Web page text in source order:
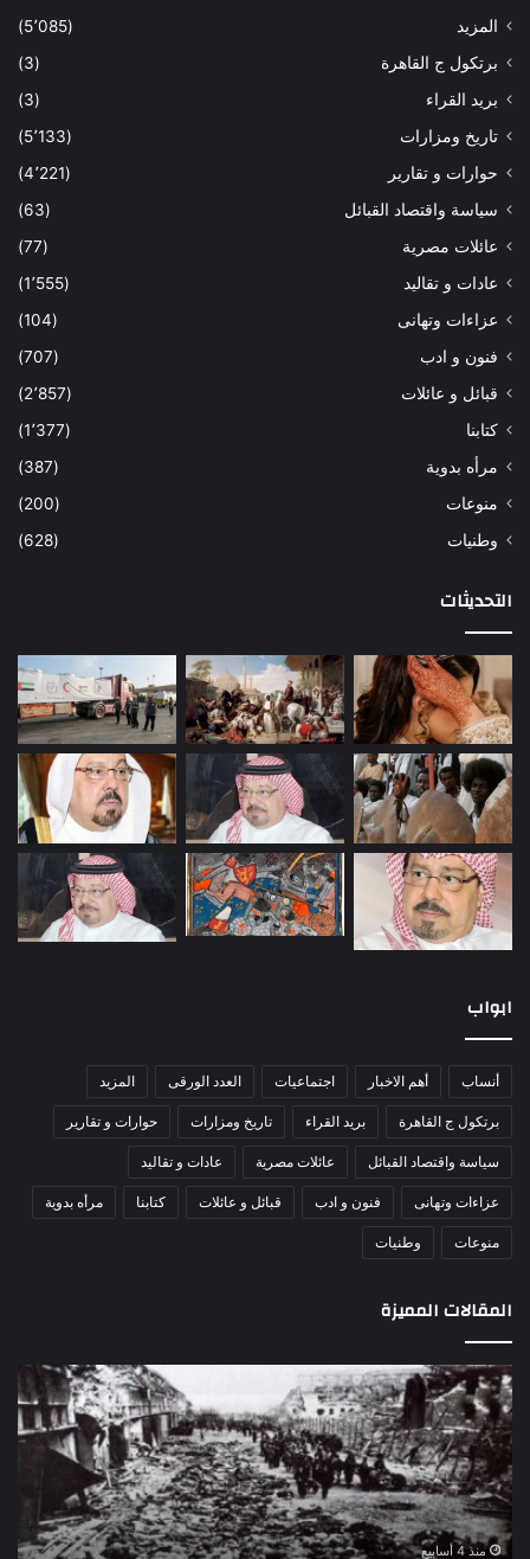
المزيد
(5٬085)
برتكول ج القاهرة
(3)
بريد القراء
(3)
تاريخ ومزارات
(5٬133)
حوارات و تقارير
(4٬221)
سياسة واقتصاد القبائل
(63)
عائلات مصرية
(77)
عادات و تقاليد
(1٬555)
عزاءات وتهانى
(104)
فنون و ادب
(707)
قبائل و عائلات
(2٬857)
كتابنا
(1٬377)
مرأه بدوية
(387)
منوعات
(200)
وطنيات
(628)
التحديثات
ابواب
أنساب أهم الاخبار اجتماعيات العدد الورقى المزيد
برتكول ج القاهرة بريد القراء تاريخ ومزارات حوارات و تقارير
سياسة واقتصاد القبائل عائلات مصرية عادات و تقاليد
عزاءات وتهانى فنون و ادب قبائل و عائلات كتابنا مرأه بدوية
منوعات وطنيات
المقالات المميزة
اللواء
دكتور
راضي
عبدالمعطي
يكتب:
30
يونيو
منذ 4 أسابيع